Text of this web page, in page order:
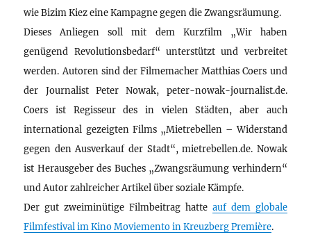
wie Bizim Kiez eine Kampagne gegen die Zwangsräumung.
Dieses Anliegen soll mit dem Kurzfilm „Wir haben
genügend Revolutionsbedarf“ unterstützt und verbreitet
werden. Autoren sind der Filmemacher Matthias Coers und
der Journalist Peter Nowak, peter-nowak-journalist.de.
Coers ist Regisseur des in vielen Städten, aber auch
international gezeigten Films „Mietrebellen – Widerstand
gegen den Ausverkauf der Stadt“, mietrebellen.de. Nowak
ist Herausgeber des Buches „Zwangsräumung verhindern“
und Autor zahlreicher Artikel über soziale Kämpfe.
Der gut zweiminütige Filmbeitrag hatte auf dem globale
Filmfestival im Kino Moviemento in Kreuzberg Première.